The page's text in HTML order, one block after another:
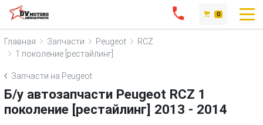
0
Главная Запчасти Peugeot
RCZ
1 поколение [рестайлинг]
Запчасти на Peugeot
Б/у автозапчасти Peugeot RCZ 1
поколение [рестайлинг] 2013 - 2014